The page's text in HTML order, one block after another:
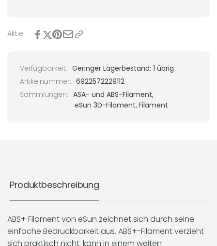
kg
Aktie
Verfügbarkeit: Geringer Lagerbestand: 1 übrig
Artikelnummer: 6922572229112
Sammlungen: ASA- und ABS-Filament,
eSun 3D-Filament,Filament
Produktbeschreibung
ABS+ Filament von eSun zeichnet sich durch seine
einfache Bedruckbarkeit aus. ABS+-Filament verzieht
sich praktisch nicht, kann in einem weiten